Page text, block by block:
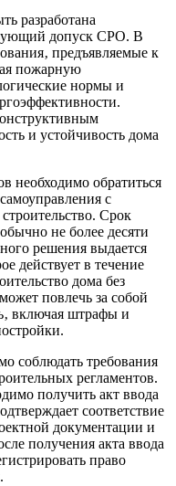
разработана
допуск СРО. В
предъявляемые к
пожарную
нормы и
и устойчивость дома
необходимо обратиться
с
Срок
не более десяти
решения выдается
действует в течение
дома без
повлечь за собой
включая штрафы и
соблюдать требования
регламентов.
получить акт ввода
соответствие
документации и
получения акта ввода
право